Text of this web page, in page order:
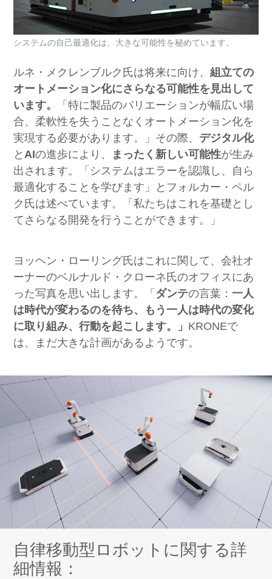
ルネ・メクレンブルク氏は将来に向け、組立ての
オートメーション化にさらなる可能性を見出して
います。
「特に製品のバリエーションが幅広い場
合、柔軟性を失うことなくオートメーション化を
実現する必要があります。」その際、 デジタル化
とAIの進歩により、 まったく新しい可能性が生み
出されます。「システムはエラーを認識し、自ら
最適化することを学びます」とフォルカー・ペル
ク氏は述べています。「私たちはこれを基礎とし
てさらなる開発を行うことができます。」
システムの自己最適化は、大きな可能性を秘めています。
ヨッヘン・ローリング氏はこれに関して、会社オ
ーナーのベルナルド・クローネ氏のオフィスにあ
った写真を思い出します。「 ダンテの言葉：一人
は時代が変わるのを待ち、もう一人は時代の変化
に取り組み、行動を起こします。」 KRONEで
は、まだ大きな計画があるようです。
自律移動型ロボットに関する詳
細情報：